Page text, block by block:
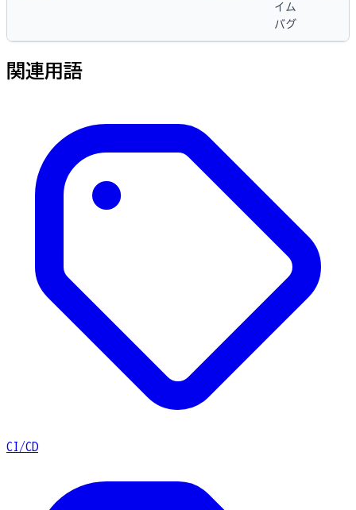
イム
バグ
関連用語
CI/CD